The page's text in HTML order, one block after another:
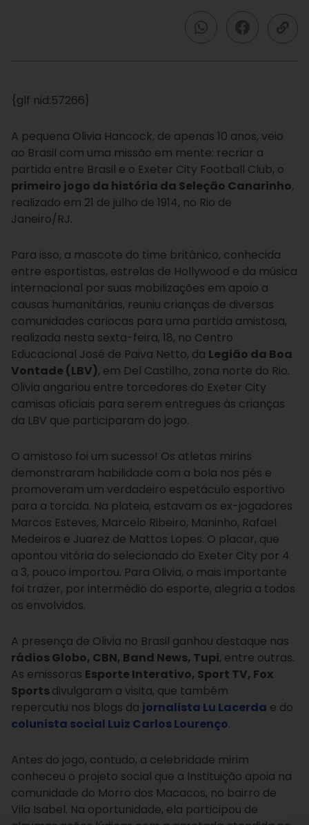
{glf nid:57266}
A pequena Olivia Hancock, de apenas 10 anos, veio
ao Brasil com uma missão em mente: recriar a
partida entre Brasil e o Exeter City Football Club, o
primeiro jogo da história da Seleção Canarinho,
realizado em 21 de julho de 1914, no Rio de
Janeiro/RJ.
Para isso, a mascote do time britânico, conhecida
entre esportistas, estrelas de Hollywood e da música
internacional por suas mobilizações em apoio a
causas humanitárias, reuniu crianças de diversas
comunidades cariocas para uma partida amistosa,
realizada nesta sexta-feira, 18, no Centro
Educacional José de Paiva Netto, da Legião da Boa
Vontade (LBV), em Del Castilho, zona norte do Rio.
Olivia angariou entre torcedores do Exeter City
camisas oficiais para serem entregues às crianças
da LBV que participaram do jogo.
O amistoso foi um sucesso! Os atletas mirins
demonstraram habilidade com a bola nos pés e
promoveram um verdadeiro espetáculo esportivo
para a torcida. Na plateia, estavam os ex-jogadores
Marcos Esteves, Marcelo Ribeiro, Maninho, Rafael
Medeiros e Juarez de Mattos Lopes. O placar, que
apontou vitória do selecionado do Exeter City por 4
a 3, pouco importou. Para Olivia, o mais importante
foi trazer, por intermédio do esporte, alegria a todos
os envolvidos.
A presença de Olivia no Brasil ganhou destaque nas
rádios Globo, CBN, Band News, Tupi, entre outras.
As emissoras Esporte Interativo, Sport TV, Fox
Sportsdivulgaram a visita, que também
repercutiu nos blogs da jornalista Lu Lacerda e do
colunista social Luiz Carlos Lourenço.
Antes do jogo, contudo, a celebridade mirim
conheceu o projeto social que a Instituição apoia na
comunidade do Morro dos Macacos, no bairro de
Vila Isabel. Na oportunidade, ela participou de